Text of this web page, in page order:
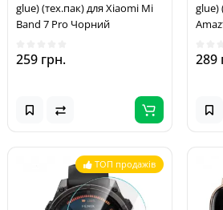
glue) (тех.пак) для Xiaomi Mi
Band 7 Pro Чорний
259 грн.
glue)
289
ТОП продажів